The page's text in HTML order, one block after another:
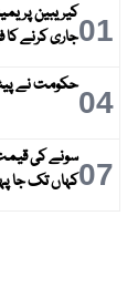
01جاری کرنے کا
04حکومت نے
07سونے کی
کہاں تک جا